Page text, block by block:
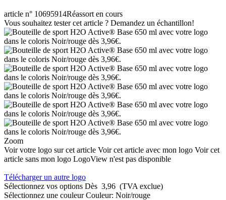
article n° 10695914Réassort en cours
Vous souhaitez tester cet article ? Demandez un échantillon!
Zoom
Voir votre logo sur cet article Voir cet article avec mon logo Voir cet
article sans mon logo LogoView n'est pas disponible
Télécharger un autre logo
Sélectionnez vos options Dès 3,96 (TVA exclue)
Sélectionnez une couleur Couleur: Noir/rouge